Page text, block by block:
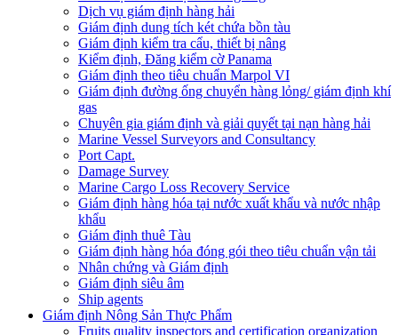
Dịch vụ giám định hàng hải
Giám định dung tích két chứa bồn tàu
Giám định kiểm tra cẩu, thiết bị nâng
Kiểm định, Đăng kiểm cờ Panama
Giám định theo tiêu chuẩn Marpol VI
Giám định đường ống chuyển hàng lỏng/ giám định khí
gas
Chuyên gia giám định và giải quyết tại nạn hàng hải
Marine Vessel Surveyors and Consultancy
Port Capt.
Damage Survey
Marine Cargo Loss Recovery Service
Giám định hàng hóa tại nước xuất khẩu và nước nhập
khẩu
Giám định thuê Tàu
Giám định hàng hóa đóng gói theo tiêu chuẩn vận tải
Nhân chứng và Giám định
Giám định siêu âm
Ship agents
Giám định Nông Sản Thực Phẩm
Fruits quality inspectors and certification organization